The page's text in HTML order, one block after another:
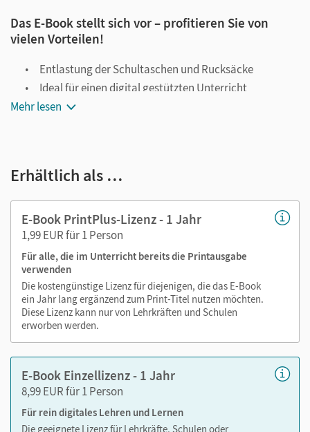
Das E-Book stellt sich vor – profitieren Sie von
vielen Vorteilen!
Entlastung der Schultaschen und Rucksäcke
Ideal für einen digital gestützten Unterricht
Notiz- und Markierungsmöglichkeit
Lernen:
Notizen erstellen
Markierungen setzen
Text ergänzen
Lesezeichen hinzufügen
Suchen im Text
Zoomen
Mehr lesen
Erhältlich als …
E-Book PrintPlus-Lizenz - 1 Jahr
1,99 EUR für 1 Person
Für alle, die im Unterricht bereits die Printausgabe
verwenden
Die kostengünstige Lizenz für diejenigen, die das E-Book
ein Jahr lang ergänzend zum Print-Titel nutzen möchten.
Diese Lizenz kann nur von Lehrkräften und Schulen
erworben werden.
E-Book Einzellizenz - 1 Jahr
8,99 EUR für 1 Person
Für rein digitales Lehren und Lernen
Die geeignete Lizenz für Lehrkräfte, Schulen oder